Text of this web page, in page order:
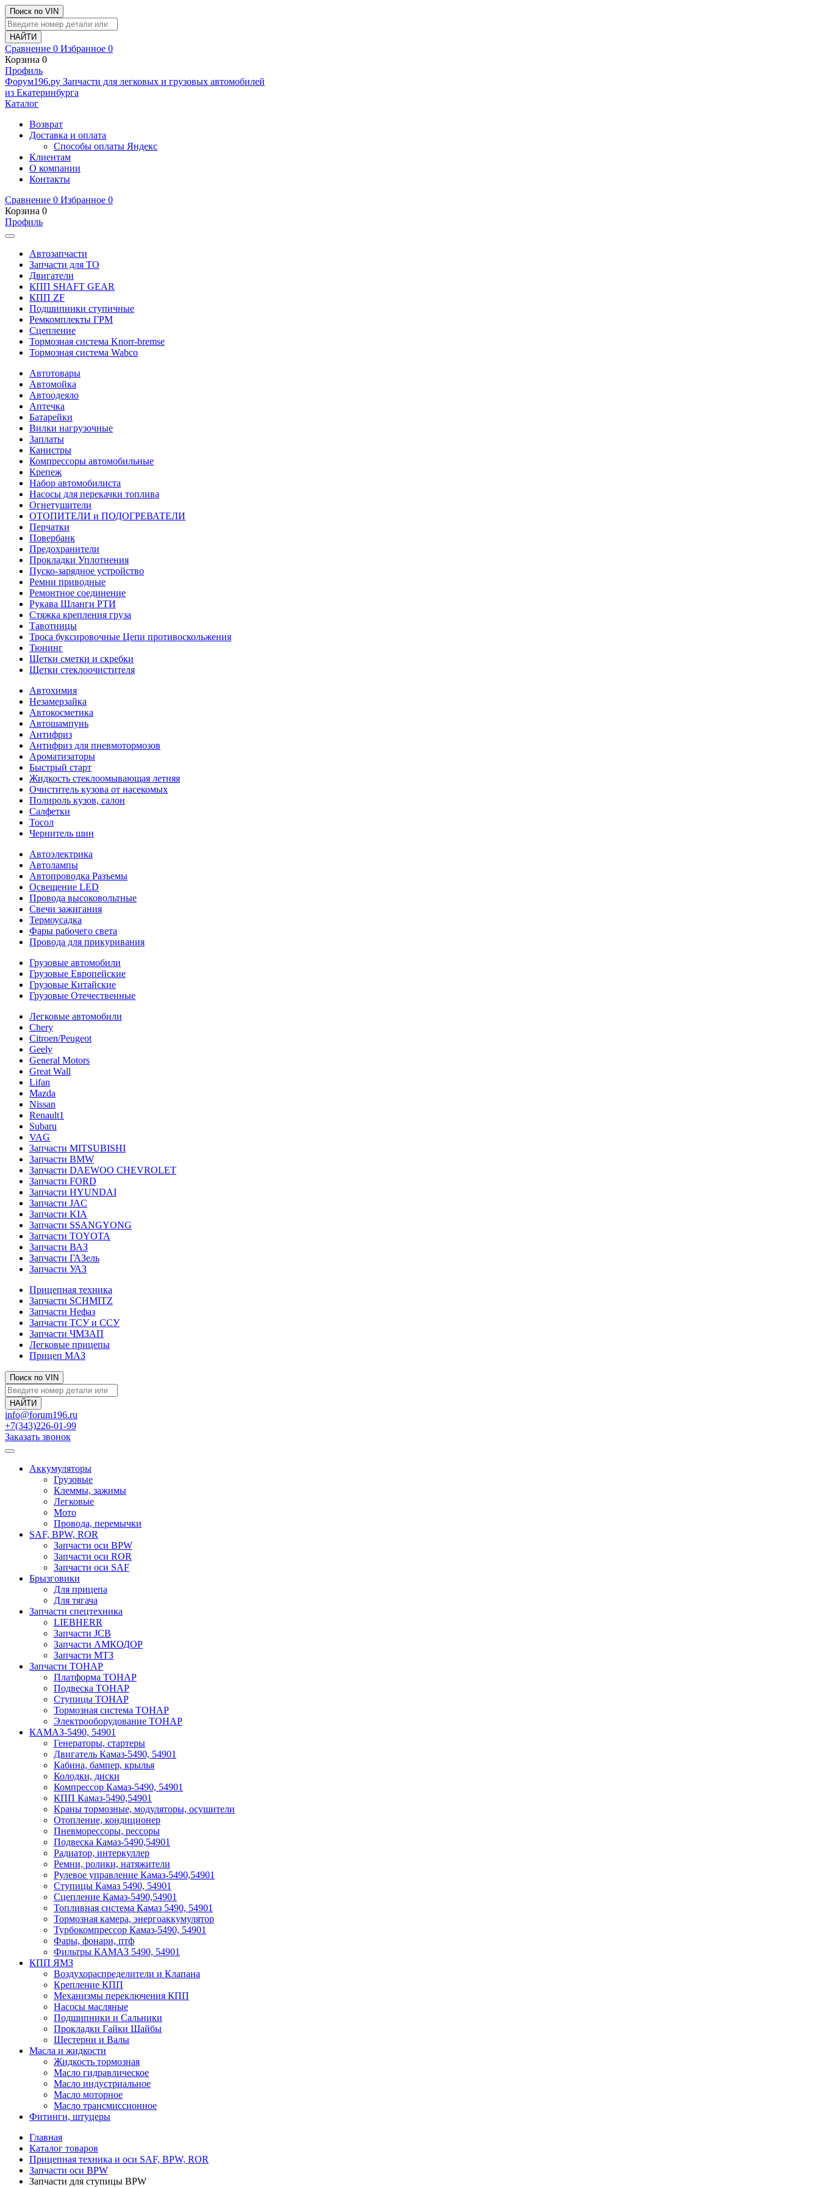
Поиск по VIN
Сравнение 0 Избранное 0
Корзина 0
Профиль
Фoрум196.ру Запчасти для легковых и грузовых автомобилей
из Екатеринбурга
Каталог
Возврат
Доставка и оплата
Способы оплаты Яндекс
Клиентам
О компании
Контакты
Сравнение 0 Избранное 0
Корзина 0
Профиль
Автозапчасти
Запчасти для ТО
Двигатели
КПП SHAFT GEAR
КПП ZF
Подшипники ступичные
Ремкомплекты ГРМ
Сцепление
Тормозная система Knorr-bremse
Тормозная система Wabco
Автотовары
Автомойка
Автоодеяло
Аптечка
Батарейки
Вилки нагрузочные
Заплаты
Канистры
Компрессоры автомобильные
Крепеж
Набор автомобилиста
Насосы для перекачки топлива
Огнетушители
ОТОПИТЕЛИ и ПОДОГРЕВАТЕЛИ
Перчатки
Повербанк
Предохранители
Прокладки Уплотнения
Пуско-зарядное устройство
Ремни приводные
Ремонтное соединение
Рукава Шланги РТИ
Стяжка крепления груза
Тавотницы
Троса буксировочные Цепи противоскольжения
Тюнинг
Щетки сметки и скребки
Щетки стеклоочистителя
Автохимия
Незамерзайка
Автокосметика
Автошампунь
Антифриз
Антифриз для пневмотормозов
Ароматизаторы
Быстрый старт
Жидкость стеклоомывающая летняя
Очиститель кузова от насекомых
Полироль кузов, салон
Салфетки
Тосол
Чернитель шин
Автоэлектрика
Автолампы
Автопроводка Разъемы
Освещение LED
Провода высоковольтные
Свечи зажигания
Термоусадка
Фары рабочего света
Провода для прикуривания
Грузовые автомобили
Грузовые Европейские
Грузовые Китайские
Грузовые Отечественные
Легковые автомобили
Chery
Citroen/Peugeot
Geely
General Motors
Great Wall
Lifan
Mazda
Nissan
Renault1
Subaru
VAG
Запчасти MITSUBISHI
Запчасти BMW
Запчасти DAEWOO CHEVROLET
Запчасти FORD
Запчасти HYUNDAI
Запчасти JAC
Запчасти KIA
Запчасти SSANGYONG
Запчасти TOYOTA
Запчасти ВАЗ
Запчасти ГАЗель
Запчасти УАЗ
Прицепная техника
Запчасти SCHMITZ
Запчасти Нефаз
Запчасти ТСУ и ССУ
Запчасти ЧМЗАП
Легковые прицепы
Прицеп МАЗ
Поиск по VIN
info@forum196.ru
+7(343)226-01-99
Заказать звонок
Аккумуляторы
Грузовые
Клеммы, зажимы
Легковые
Мото
Провода, перемычки
SAF, BPW, ROR
Запчасти оси BPW
Запчасти оси ROR
Запчасти оси SAF
Брызговики
Для прицепа
Для тягача
Запчасти спецтехника
LIEBHERR
Запчасти JCB
Запчасти АМКОДОР
Запчасти МТЗ
Запчасти ТОНАР
Платформа ТОНАР
Подвеска ТОНАР
Ступицы ТОНАР
Тормозная система ТОНАР
Электрооборудование ТОНАР
КАМАЗ-5490, 54901
Генераторы, стартеры
Двигатель Камаз-5490, 54901
Кабина, бампер, крылья
Колодки, диски
Компрессор Камаз-5490, 54901
КПП Камаз-5490,54901
Краны тормозные, модуляторы, осушители
Отопление, кондиционер
Пневморессоры, рессоры
Подвеска Камаз-5490,54901
Радиатор, интеркуллер
Ремни, ролики, натяжители
Рулевое управление Камаз-5490,54901
Ступицы Камаз 5490, 54901
Сцепление Камаз-5490,54901
Топливная система Камаз 5490, 54901
Тормозная камера, энергоаккумулятор
Турбокомпрессор Камаз-5490, 54901
Фары, фонари, птф
Фильтры КАМАЗ 5490, 54901
КПП ЯМЗ
Воздухораспределители и Клапана
Крепление КПП
Механизмы переключения КПП
Насосы масляные
Подшипники и Сальники
Прокладки Гайки Шайбы
Шестерни и Валы
Масла и жидкости
Жидкость тормозная
Масло гидравлическое
Масло индустриальное
Масло моторное
Масло трансмиссионное
Фитинги, штуцеры
Главная
Каталог товаров
Прицепная техника и оси SAF, BPW, ROR
Запчасти оси BPW
Запчасти для ступицы BPW